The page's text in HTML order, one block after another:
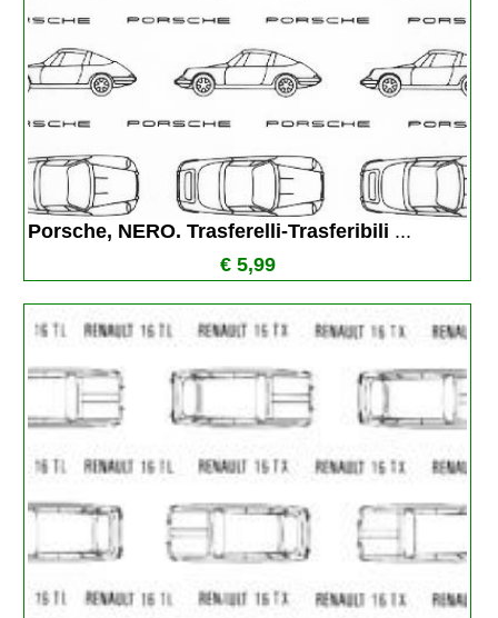
Porsche, NERO. Trasferelli-Trasferibili ...
€ 5,99